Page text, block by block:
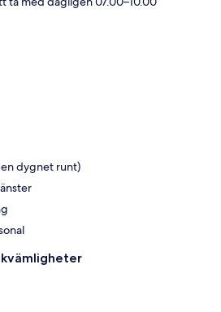
dygnet runt)